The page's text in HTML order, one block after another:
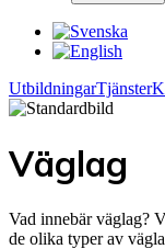
UtbildningarTjänster
Väglag
Vad innebär väglag?
de olika typer av